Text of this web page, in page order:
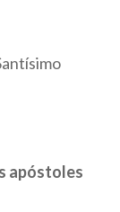
apóstoles